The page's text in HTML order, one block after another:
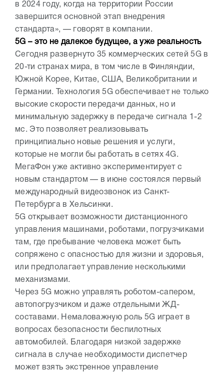
в 2024 году, когда на территории России
завершится основной этап внедрения
стандарта», — говорят в компании.
5G – это не далекое будущее, а уже реальность
Сегодня развернуто 35 коммерческих сетей 5G в
20-ти странах мира, в том числе в Финляндии,
Южной Корее, Китае, США, Великобритании и
Германии. Технология 5G обеспечивает не только
высокие скорости передачи данных, но и
минимальную задержку в передаче сигнала 1-2
мс. Это позволяет реализовывать
принципиально новые решения и услуги,
которые не могли бы работать в сетях 4G.
МегаФон уже активно экспериментирует с
новым стандартом — в июне состоялся первый
международный видеозвонок из Санкт-
Петербурга в Хельсинки.
5G открывает возможности дистанционного
управления машинами, роботами, погрузчиками
там, где пребывание человека может быть
сопряжено с опасностью для жизни и здоровья,
или предполагает управление несколькими
механизмами.
Через 5G можно управлять роботом-сапером,
автопогрузчиком и даже отдельными ЖД-
составами. Немаловажную роль 5G играет в
вопросах безопасности беспилотных
автомобилей. Благодаря низкой задержке
сигнала в случае необходимости диспетчер
может взять экстренное управление